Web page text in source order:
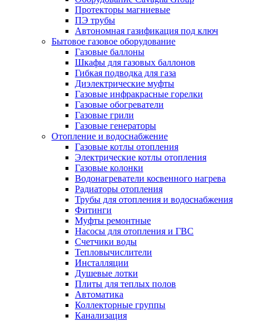
Протекторы магниевые
ПЭ трубы
Автономная газификация под ключ
Бытовое газовое оборудование
Газовые баллоны
Шкафы для газовых баллонов
Гибкая подводка для газа
Диэлектрические муфты
Газовые инфракрасные горелки
Газовые обогреватели
Газовые грили
Газовые генераторы
Отопление и водоснабжение
Газовые котлы отопления
Электрические котлы отопления
Газовые колонки
Водонагреватели косвенного нагрева
Радиаторы отопления
Трубы для отопления и водоснабжения
Фитинги
Муфты ремонтные
Насосы для отопления и ГВС
Счетчики воды
Тепловычислители
Инсталляции
Душевые лотки
Плиты для теплых полов
Автоматика
Коллекторные группы
Канализация